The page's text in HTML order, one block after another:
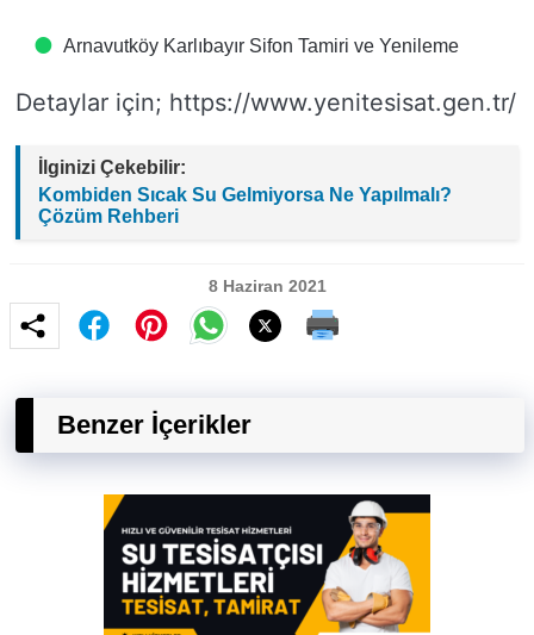
Arnavutköy Karlıbayır Sifon Tamiri ve Yenileme
Detaylar için; https://www.yenitesisat.gen.tr/
İlginizi Çekebilir:
Kombiden Sıcak Su Gelmiyorsa Ne Yapılmalı?
Çözüm Rehberi
8 Haziran 2021
Benzer İçerikler